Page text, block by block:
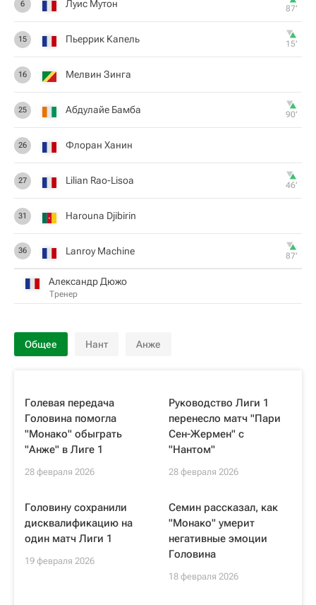
6 Луис Мутон 87‎’‎
15 Пьеррик Капель 15‎’‎
16 Мелвин Зинга
25 Абдулайе Бамба 90‎’‎
26 Флоран Ханин
27 Lilian Rao-Lisoa 46‎’‎
31 Harouna Djibirin
36 Lanroy Machine 87‎’‎
Александр Дюжо
Тренер
Общее Нант Анже
Голевая передача
Головина помогла
"Монако" обыграть
"Анже" в Лиге 1
28 февраля 2026
Руководство Лиги 1
перенесло матч "Пари
Сен-Жермен" с
"Нантом"
28 февраля 2026
Головину сохранили
дисквалификацию на
один матч Лиги 1
19 февраля 2026
Семин рассказал, как
"Монако" умерит
негативные эмоции
Головина
18 февраля 2026